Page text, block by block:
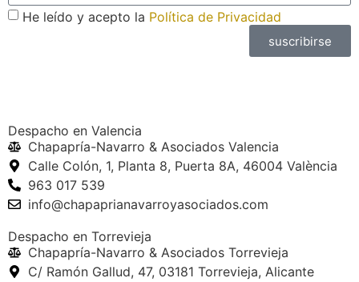
He leído y acepto la Política de Privacidad
suscribirse
Despacho en Valencia
Chapapría-Navarro & Asociados Valencia
Calle Colón, 1, Planta 8, Puerta 8A, 46004 València
963 017 539
info@chapaprianavarroyasociados.com
Despacho en Torrevieja
Chapapría-Navarro & Asociados Torrevieja
C/ Ramón Gallud, 47, 03181 Torrevieja, Alicante